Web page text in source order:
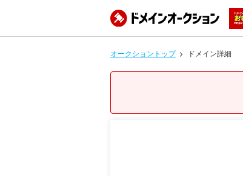
オークショントップ ドメイン詳細